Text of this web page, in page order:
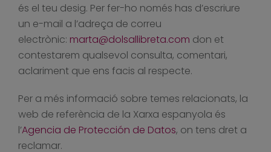
és el teu desig. Per fer-ho només has d’escriure
un e-mail a l’adreça de correu
electrònic: marta@dolsallibreta.com don et
contestarem qualsevol consulta, comentari,
aclariment que ens facis al respecte.
Per a més informació sobre temes relacionats, la
web de referència de la Xarxa espanyola és
l’Agencia de Protección de Datos, on tens dret a
reclamar.